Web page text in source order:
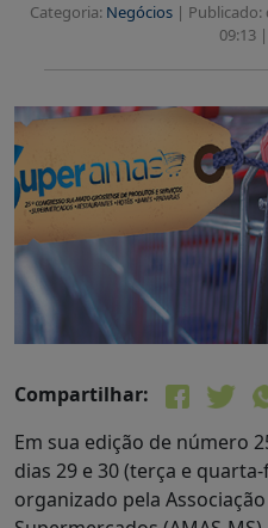
Categoria: Negócios| Publicado:
09:13 |
Compartilhar:
Em sua edição de número
dias 29 e 30 (terça e
organizado pela